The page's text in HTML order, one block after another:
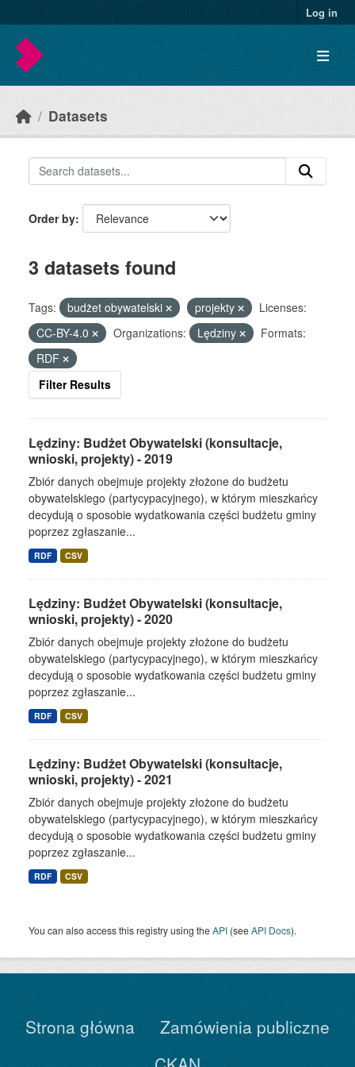
Log in
Datasets
Order by
3 datasets found
Tags: budżet obywatelski projekty
Licenses:
CC-BY-4.0
Organizations: Lędziny
Formats:
RDF
Filter Results
Lędziny: Budżet Obywatelski (konsultacje,
wnioski, projekty) - 2019
Zbiór danych obejmuje projekty złożone do budżetu
obywatelskiego (partycypacyjnego), w którym mieszkańcy
decydują o sposobie wydatkowania części budżetu gminy
poprzez zgłaszanie...
RDF CSV
Lędziny: Budżet Obywatelski (konsultacje,
wnioski, projekty) - 2020
Zbiór danych obejmuje projekty złożone do budżetu
obywatelskiego (partycypacyjnego), w którym mieszkańcy
decydują o sposobie wydatkowania części budżetu gminy
poprzez zgłaszanie...
RDF CSV
Lędziny: Budżet Obywatelski (konsultacje,
wnioski, projekty) - 2021
Zbiór danych obejmuje projekty złożone do budżetu
obywatelskiego (partycypacyjnego), w którym mieszkańcy
decydują o sposobie wydatkowania części budżetu gminy
poprzez zgłaszanie...
RDF CSV
You can also access this registry using theAPI (seeAPI Docs).
Strona główna
Zamówienia publiczne